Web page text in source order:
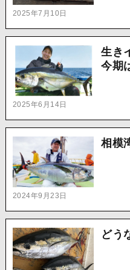
2025年7月10日
2025年6月14日
生き
今期
2024年9月23日
相模
どう